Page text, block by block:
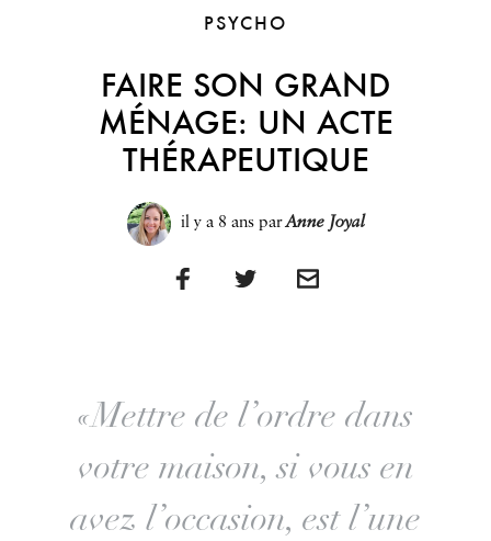
PSYCHO
FAIRE SON GRAND
MÉNAGE: UN ACTE
THÉRAPEUTIQUE
il y a 8 ansparAnne Joyal
«Mettre de l’ordre dans
votre maison, si vous en
avez l’occasion, est l’une